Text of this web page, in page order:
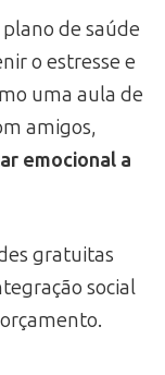
de saúde
o estresse e
uma aula de
amigos,
emocional a
gratuitas
social